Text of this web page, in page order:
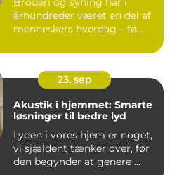
århundreder været en del af
menneskers hverdag – fø...
23. sep
Akustik i hjemmet: Smarte
løsninger til bedre lyd
Lyden i vores hjem er noget,
vi sjældent tænker over, før
den begynder at genere ...